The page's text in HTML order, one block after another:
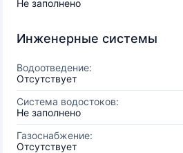
Не заполнено
Инженерные системы
Водоотведение:
Отсутствует
Система водостоков:
Не заполнено
Газоснабжение:
Отсутствует